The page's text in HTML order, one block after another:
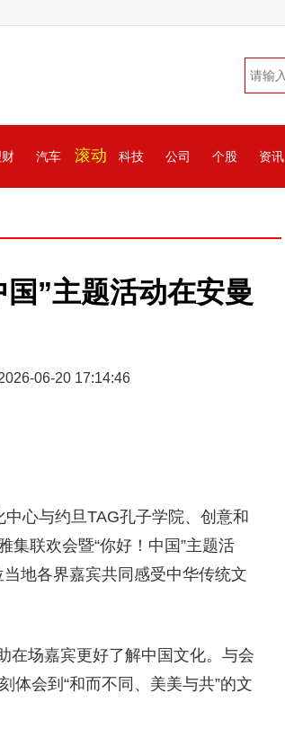
汽车 滚动 科技 公司 个股 资讯
”主题活动在安曼
06-20 17:14:46
心与约旦TAG孔子学院、创意和
集联欢会暨“你好！中国”主题活
地各界嘉宾共同感受中华传统文
在场嘉宾更好了解中国文化。与会
体会到“和而不同、美美与共”的文